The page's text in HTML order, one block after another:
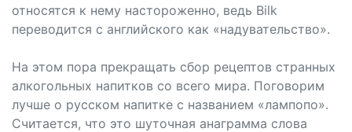
относятся к нему настороженно, ведь Bilk
переводится с английского как «надувательство».
На этом пора прекращать сбор рецептов странных
алкогольных напитков со всего мира. Поговорим
лучше о русском напитке с названием «лампопо».
Считается, что это шуточная анаграмма слова